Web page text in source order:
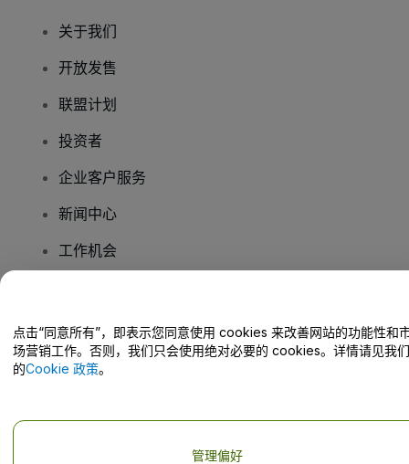
关于我们
开放发售
联盟计划
投资者
企业客户服务
新闻中心
工作机会
帮助中心 / 联系我们
点击“同意所有”，即表示您同意使用 cookies 来改善网站的功能性和
场营销工作。否则，我们只会使用绝对必要的 cookies。详情请见我们
的Cookie 政策。
管理偏好